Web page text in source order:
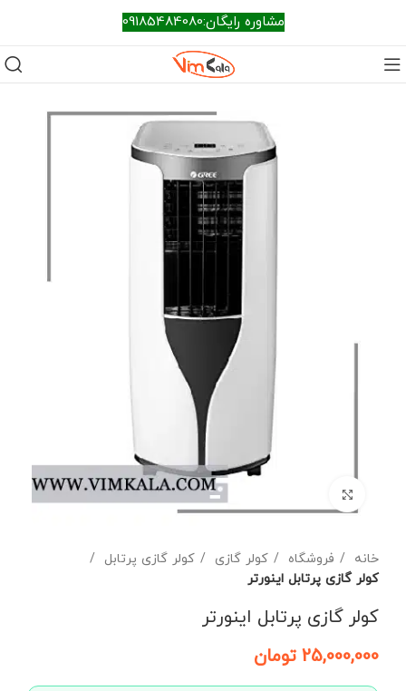
مشاوره رایگان:09185484080
برای بزرگنمایی کلیک کنید
خانه فروشگاه کولر گازی
کولر گازی پرتابل
کولر گازی پرتابل اینورتر
کولر گازی پرتابل اینورتر
25,000,000 تومان